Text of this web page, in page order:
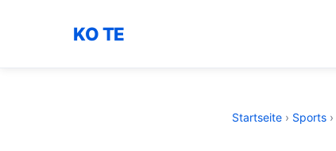
KO TE
Startseite › Sports ›